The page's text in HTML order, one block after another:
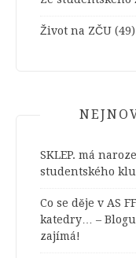
Život na ZČU (49)
SKLEP. má
studentského
Co se děje v AS
katedry… –
zajímá!